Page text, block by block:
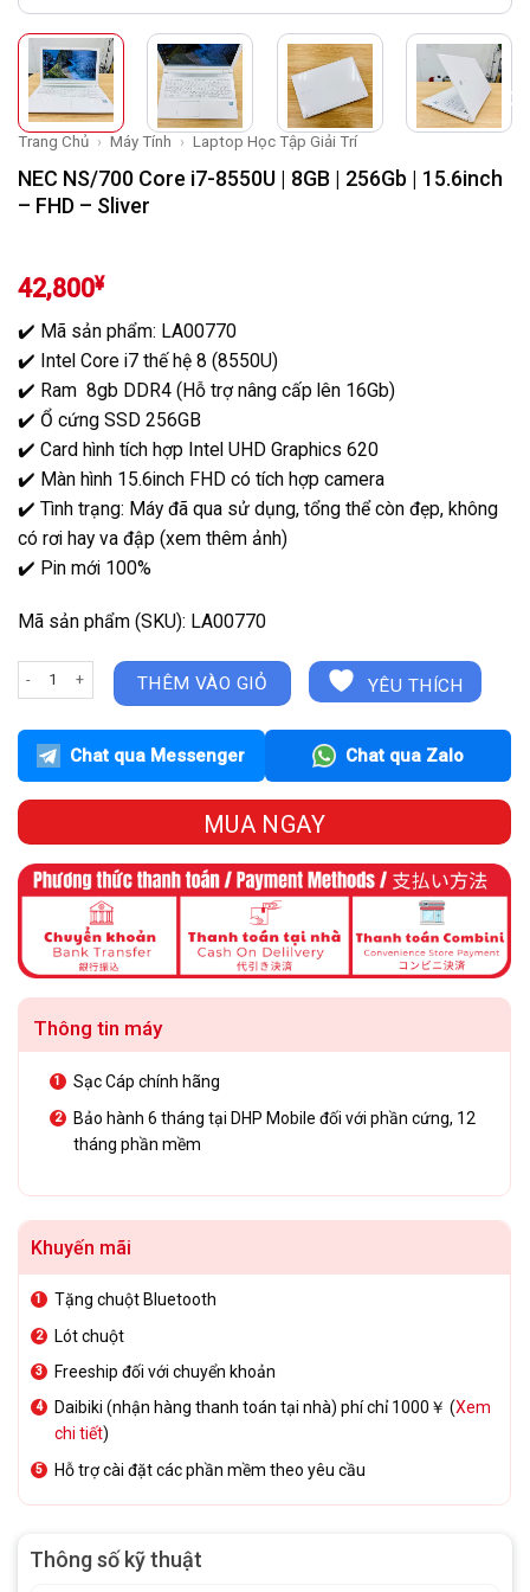
Trang Chủ › Máy Tính › Laptop Học Tập Giải Trí
NEC NS/700 Core i7-8550U | 8GB | 256Gb | 15.6inch
– FHD – Sliver
42,800¥
✔️ Mã sản phẩm: LA00770
✔️ Intel Core i7 thế hệ 8 (8550U)
✔️ Ram 8gb DDR4 (Hỗ trợ nâng cấp lên 16Gb)
✔️ Ổ cứng SSD 256GB
✔️ Card hình tích hợp Intel UHD Graphics 620
✔️ Màn hình 15.6inch FHD có tích hợp camera
✔️ Tình trạng: Máy đã qua sử dụng, tổng thể còn đẹp, không
có rơi hay va đập (xem thêm ảnh)
✔️ Pin mới 100%
Mã sản phẩm (SKU): LA00770
NEC NS/700 Core i7-8550U | 8GB | 256Gb | 15.6inch - FHD - Sliver số lượng
THÊM VÀO GIỎ YÊU THÍCH
Chat qua Messenger Chat qua Zalo
MUA NGAY
Thông tin máy
Sạc Cáp chính hãng
Bảo hành 6 tháng tại DHP Mobile đối với phần cứng, 12
tháng phần mềm
Khuyến mãi
Tặng chuột Bluetooth
Lót chuột
Freeship đối với chuyển khoản
Daibiki (nhận hàng thanh toán tại nhà) phí chỉ 1000￥ (Xem
chi tiết)
Hỗ trợ cài đặt các phần mềm theo yêu cầu
Thông số kỹ thuật